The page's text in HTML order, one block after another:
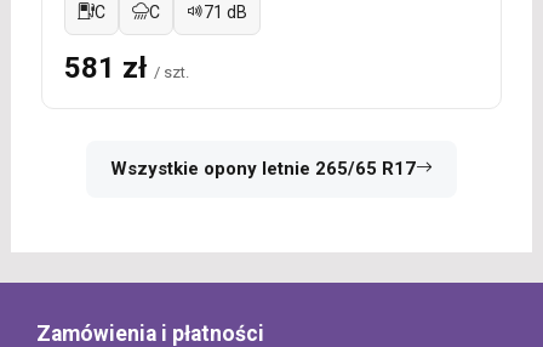
C C 71 dB
581 zł / szt.
Wszystkie opony letnie 265/65 R17
Zamówienia i płatności